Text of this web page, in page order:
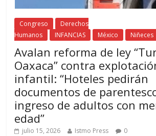
Congreso
Derechos
Humanos
INFANCIAS México Niñeces
Avalan reforma de ley
Oaxaca” contra
infantil: “Hoteles pedirán
documentos de
ingreso de adultos con
edad”
julio 15, 2026 Istmo Press 0